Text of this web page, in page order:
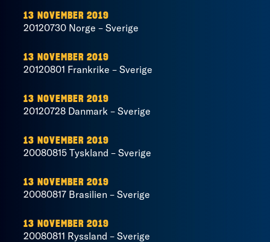
13 NOVEMBER 2019
20120730 Norge – Sverige
13 NOVEMBER 2019
20120801 Frankrike – Sverige
13 NOVEMBER 2019
20120728 Danmark – Sverige
13 NOVEMBER 2019
20080815 Tyskland – Sverige
13 NOVEMBER 2019
20080817 Brasilien – Sverige
13 NOVEMBER 2019
20080811 Ryssland – Sverige